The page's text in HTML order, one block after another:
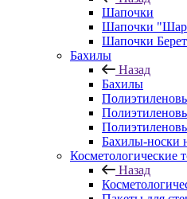
Шапочки
Шапочки
Шапочки
Бахилы
Назад
Бахилы
Бахилы-носки
Косметологические
Назад